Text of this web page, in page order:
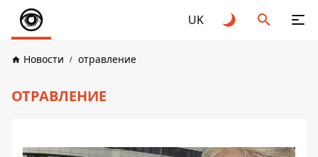
UK
Новости отравление
ОТРАВЛЕНИЕ